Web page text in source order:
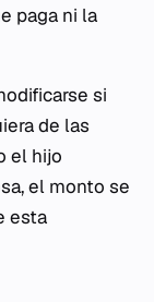
paga ni la
si
de las
el hijo
el monto se
esta